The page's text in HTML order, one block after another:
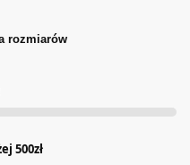
rozmiarów
500zł